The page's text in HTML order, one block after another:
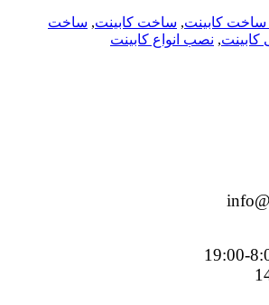
ساخت کابینت, ساخت کابینت, ساخت
, نصب انواع کابینت